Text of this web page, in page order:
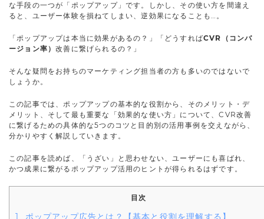
な手段の一つが「ポップアップ」です。しかし、その使い方を間違え
ると、ユーザー体験を損ねてしまい、逆効果になることも…。
「ポップアップは本当に効果があるの？」「どうすればCVR（コンバ
ージョン率）改善に繋げられるの？」
そんな疑問をお持ちのマーケティング担当者の方も多いのではないで
しょうか。
この記事では、ポップアップの基本的な役割から、そのメリット・デ
メリット、そして最も重要な「効果的な使い方」について、CVR改善
に繋げるための具体的な5つのコツと目的別の活用事例を交えながら、
分かりやすく解説していきます。
この記事を読めば、「うざい」と思わせない、ユーザーにも喜ばれ、
かつ成果に繋がるポップアップ活用のヒントが得られるはずです。
目次